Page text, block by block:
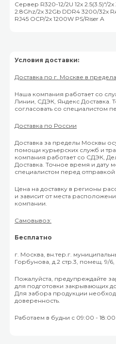
Сервер R320-12/2U 12x 2.5(3.5)"/
2.8Ghz/2x 32Gb DDR4 3200/32x
RJ45 OCP/2x 1200W PS/Riser A
Условия доставки:
Доставка по г. Москве в
Наша компания работает со
Линии, СДЭК, Яндекс Доставка.
согласовать со специалистом
Доставка по России
Доставка за пределы Москвы
помощи курьерских служб и
компания работает со СДЭК,
Доставка. Точное время и дату
специалистом перед отправкой
Цена на доставку в регионы
и зависит от места
компании.
Самовывоз:
Бесплатно
г. Москва, вн.тер.г.
Горбунова, д.2 стр.3, помещ. 9/6,
Пожалуйста, предупреждайте
для подготовки закрывающих
Для забора продукции
доверенность.
Работаем в будни с 09:00 -